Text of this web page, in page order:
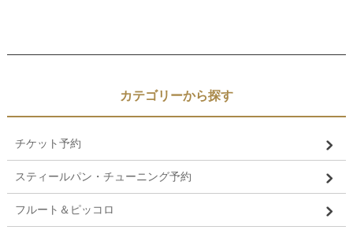
カテゴリーから探す
チケット予約
スティールパン・チューニング予約
フルート＆ピッコロ